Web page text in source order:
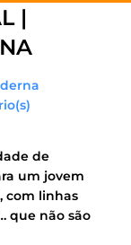
|
de
um jovem
com linhas
que não são